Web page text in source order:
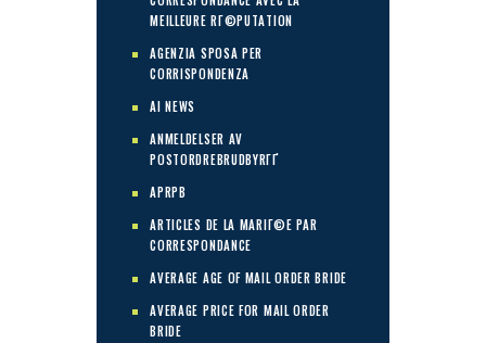
MEILLEURE RГ©PUTATION
AGENZIA SPOSA PER
CORRISPONDENZA
AI NEWS
ANMELDELSER AV
POSTORDREBRUDBYRГҐ
APRPB
ARTICLES DE LA MARIГ©E PAR
CORRESPONDANCE
AVERAGE AGE OF MAIL ORDER BRIDE
AVERAGE PRICE FOR MAIL ORDER
BRIDE